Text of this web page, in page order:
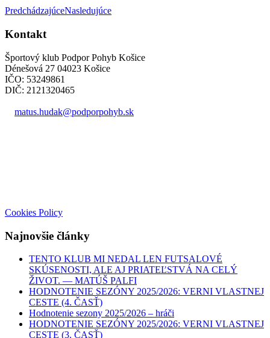
PredchádzajúceNasledujúce
Kontakt
Športový klub Podpor Pohyb Košice
Dénešová 27 04023 Košice
IČO: 53249861
DIČ: 2121320465
matus.hudak@podporpohyb.sk
Cookies Policy
Najnovšie články
TENTO KLUB MI NEDAL LEN FUTSALOVÉ
SKÚSENOSTI, ALE AJ PRIATEĽSTVÁ NA CELÝ
ŽIVOT. — MATÚŠ PALFI
HODNOTENIE SEZÓNY 2025/2026: VERNI VLASTNEJ
CESTE (4. ČASŤ)
Hodnotenie sezony 2025/2026 – hráči
HODNOTENIE SEZÓNY 2025/2026: VERNI VLASTNEJ
CESTE (3. ČASŤ)